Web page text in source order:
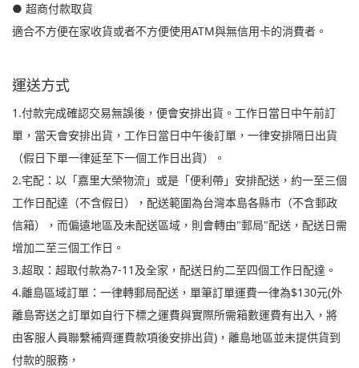
● 超商付款取貨
適合不方便在家收貨或者不方便使用ATM與無信用卡的消費者。
運送方式
1.付款完成確認交易無誤後，便會安排出貨。工作日當日中午前訂
單，當天會安排出貨，工作日當日中午後訂單，一律安排隔日出貨
（假日下單一律延至下一個工作日出貨）。
2.宅配：以「嘉里大榮物流」或是「便利帶」安排配送，約一至三個
工作日配達（不含假日），配送範圍為台灣本島各縣市（不含郵政
信箱），而偏遠地區及未配送區域，則會轉由"郵局"配送，配送日需
增加二至三個工作日。
3.超取：超取付款為7-11及全家，配送日約二至四個工作日配達。
4.離島區域訂單：一律轉郵局配送，單筆訂單運費一律為$130元(外
離島寄送之訂單如自行下標之運費與實際所需箱數運費有出入，將
由客服人員聯繫補齊運費款項後安排出貨)，離島地區並未提供貨到
付款的服務，